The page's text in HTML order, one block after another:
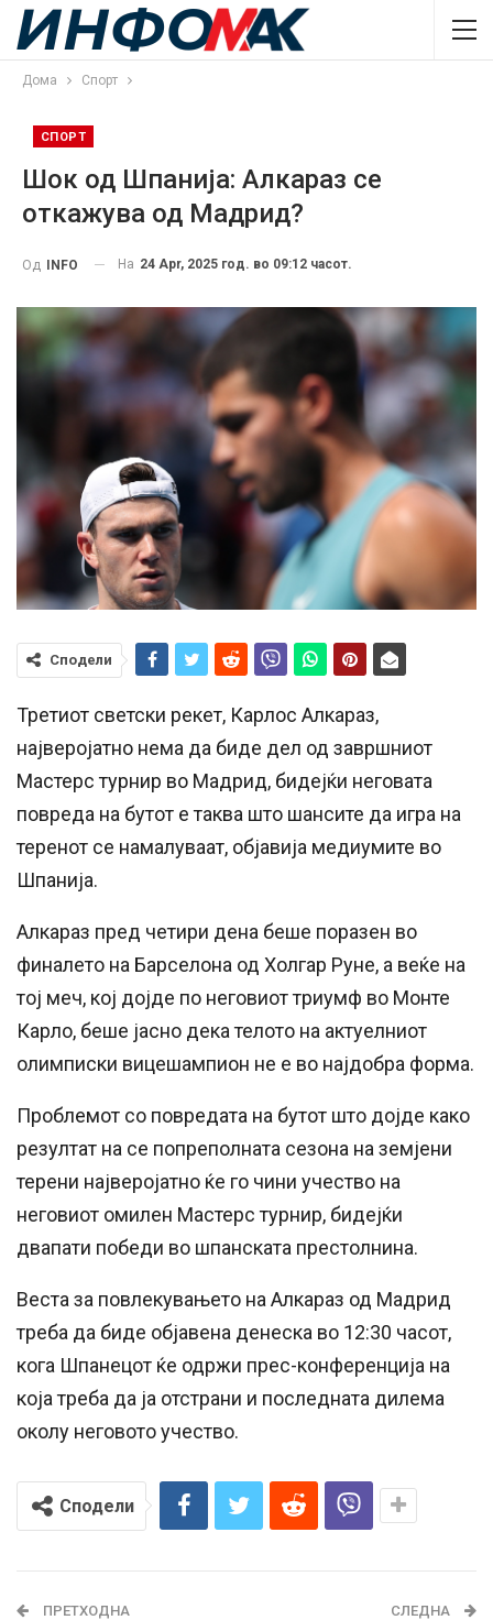
Дома Спорт
СПОРТ
Шок од Шпанија: Алкараз се
откажува од Мадрид?
Од INFO На 24 Apr, 2025 год. во 09:12 часот.
Сподели
Третиот светски рекет, Карлос Алкараз,
најверојатно нема да биде дел од завршниот
Мастерс турнир во Мадрид, бидејќи неговата
повреда на бутот е таква што шансите да игра на
теренот се намалуваат, објавија медиумите во
Шпанија.
Алкараз пред четири дена беше поразен во
финалето на Барселона од Холгар Руне, а веќе на
тој меч, кој дојде по неговиот триумф во Монте
Карло, беше јасно дека телото на актуелниот
олимписки вицешампион не е во најдобра форма.
Проблемот со повредата на бутот што дојде како
резултат на се попреполната сезона на земјени
терени најверојатно ќе го чини учество на
неговиот омилен Мастерс турнир, бидејќи
двапати победи во шпанската престолнина.
Веста за повлекувањето на Алкараз од Мадрид
треба да биде објавена денеска во 12:30 часот,
кога Шпанецот ќе одржи прес-конференција на
која треба да ја отстрани и последната дилема
околу неговото учество.
Сподели
ПРЕТХОДНА СЛЕДНА